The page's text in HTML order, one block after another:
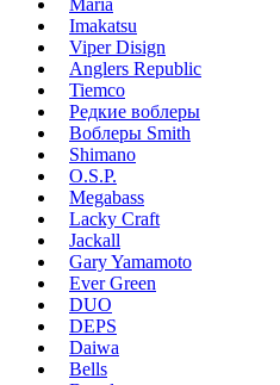
Imakatsu
Viper Disign
Anglers Republic
Tiemco
Редкие воблеры
Воблеры Smith
Shimano
O.S.P.
Megabass
Lacky Craft
Jackall
Gary Yamamoto
Ever Green
DUO
DEPS
Daiwa
Bells